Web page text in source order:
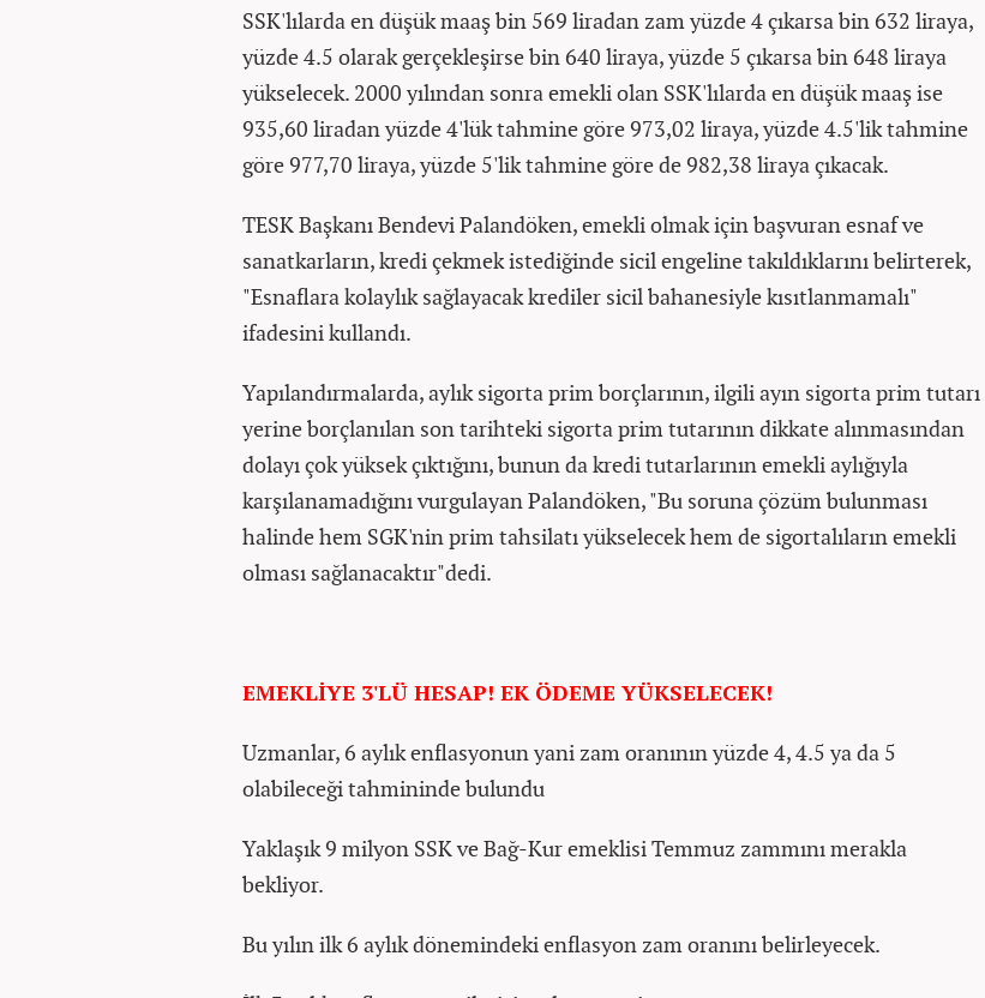
SSK'lılarda en düşük maaş bin 569 liradan zam yüzde 4 çıkarsa bin 632 liraya,
yüzde 4.5 olarak gerçekleşirse bin 640 liraya, yüzde 5 çıkarsa bin 648 liraya
yükselecek. 2000 yılından sonra emekli olan SSK'lılarda en düşük maaş ise
935,60 liradan yüzde 4'lük tahmine göre 973,02 liraya, yüzde 4.5'lik tahmine
göre 977,70 liraya, yüzde 5'lik tahmine göre de 982,38 liraya çıkacak.​
TESK Başkanı Bendevi Palandöken, emekli olmak için başvuran esnaf ve
sanatkarların, kredi çekmek istediğinde sicil engeline takıldıklarını belirterek,
"Esnaflara kolaylık sağlayacak krediler sicil bahanesiyle kısıtlanmamalı"
ifadesini kullandı.
Yapılandırmalarda, aylık sigorta prim borçlarının, ilgili ayın sigorta prim tutarı
yerine borçlanılan son tarihteki sigorta prim tutarının dikkate alınmasından
dolayı çok yüksek çıktığını, bunun da kredi tutarlarının emekli aylığıyla
karşılanamadığını vurgulayan Palandöken, "Bu soruna çözüm bulunması
halinde hem SGK'nin prim tahsilatı yükselecek hem de sigortalıların emekli
olması sağlanacaktır"dedi.
EMEKLİYE 3'LÜ HESAP! EK ÖDEME YÜKSELECEK!
Uzmanlar, 6 aylık enflasyonun yani zam oranının yüzde 4, 4.5 ya da 5
olabileceği tahmininde bulundu
Yaklaşık 9 milyon SSK ve Bağ-Kur emeklisi Temmuz zammını merakla
bekliyor.
Bu yılın ilk 6 aylık dönemindeki enflasyon zam oranını belirleyecek.